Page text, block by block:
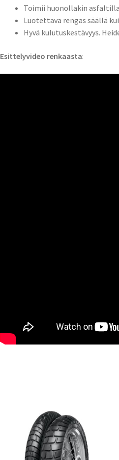
Toimii huonollakin
Luotettava rengas säällä
Hyvä kulutuskestävyys.
Esittelyvideo renkaasta: